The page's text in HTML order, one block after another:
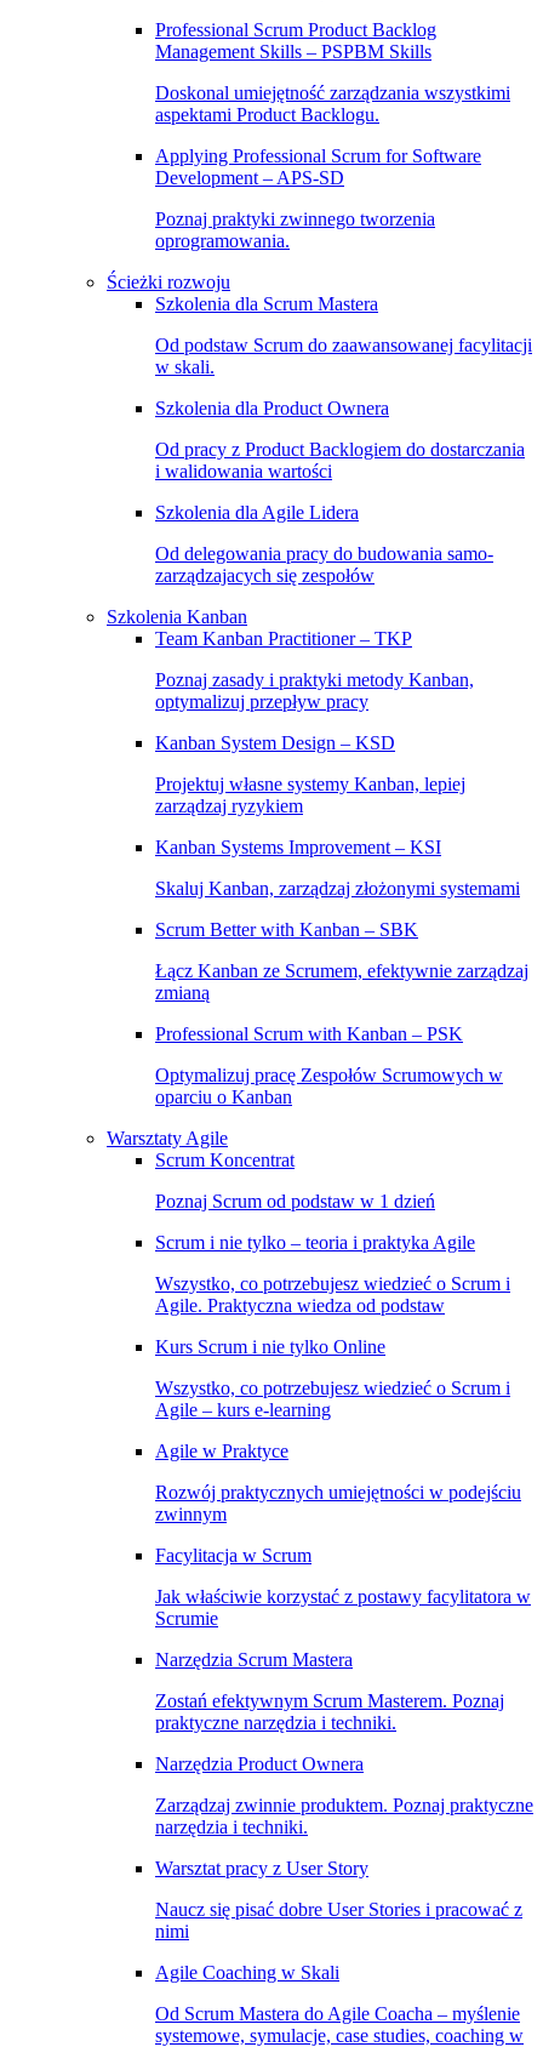
Professional Scrum Product Backlog
Management Skills – PSPBM Skills
Doskonal umiejętność zarządzania wszystkimi
aspektami Product Backlogu.
Applying Professional Scrum for Software
Development – APS-SD
Poznaj praktyki zwinnego tworzenia
oprogramowania.
Ścieżki rozwoju
Szkolenia dla Scrum Mastera
Od podstaw Scrum do zaawansowanej facylitacji
w skali.
Szkolenia dla Product Ownera
Od pracy z Product Backlogiem do dostarczania
i walidowania wartości
Szkolenia dla Agile Lidera
Od delegowania pracy do budowania samo-
zarządzajacych się zespołów
Szkolenia Kanban
Team Kanban Practitioner – TKP
Poznaj zasady i praktyki metody Kanban,
optymalizuj przepływ pracy
Kanban System Design – KSD
Projektuj własne systemy Kanban, lepiej
zarządzaj ryzykiem
Kanban Systems Improvement – KSI
Skaluj Kanban, zarządzaj złożonymi systemami
Scrum Better with Kanban – SBK
Łącz Kanban ze Scrumem, efektywnie zarządzaj
zmianą
Professional Scrum with Kanban – PSK
Optymalizuj pracę Zespołów Scrumowych w
oparciu o Kanban
Warsztaty Agile
Scrum Koncentrat
Poznaj Scrum od podstaw w 1 dzień
Scrum i nie tylko – teoria i praktyka Agile
Wszystko, co potrzebujesz wiedzieć o Scrum i
Agile. Praktyczna wiedza od podstaw
Kurs Scrum i nie tylko Online
Wszystko, co potrzebujesz wiedzieć o Scrum i
Agile – kurs e-learning
Agile w Praktyce
Rozwój praktycznych umiejętności w podejściu
zwinnym
Facylitacja w Scrum
Jak właściwie korzystać z postawy facylitatora w
Scrumie
Narzędzia Scrum Mastera
Zostań efektywnym Scrum Masterem. Poznaj
praktyczne narzędzia i techniki.
Narzędzia Product Ownera
Zarządzaj zwinnie produktem. Poznaj praktyczne
narzędzia i techniki.
Warsztat pracy z User Story
Naucz się pisać dobre User Stories i pracować z
nimi
Agile Coaching w Skali
Od Scrum Mastera do Agile Coacha – myślenie
systemowe, symulacje, case studies, coaching w